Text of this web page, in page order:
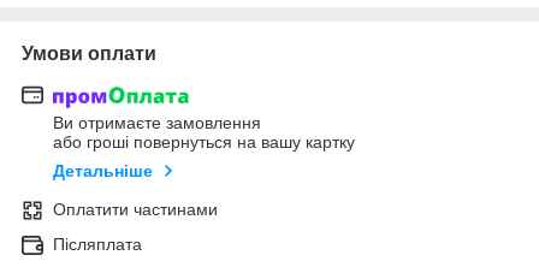
Умови оплати
Ви отримаєте замовлення
або гроші повернуться на вашу картку
Детальніше
Оплатити частинами
Післяплата